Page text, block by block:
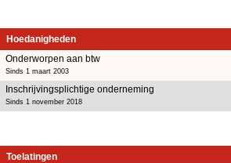
Hoedanigheden
Onderworpen aan btw
Sinds 1 maart 2003
Inschrijvingsplichtige onderneming
Sinds 1 november 2018
Toelatingen